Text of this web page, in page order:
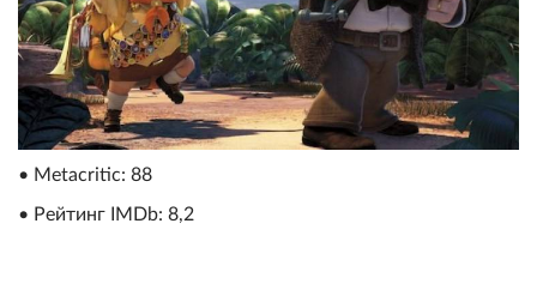
• Metacritic: 88
• Рейтинг IMDb: 8,2